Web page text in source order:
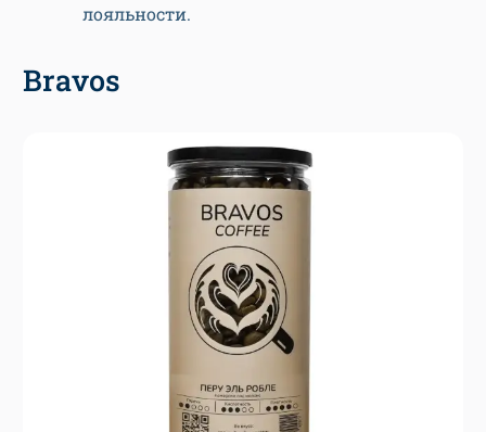
лояльности.
Bravos